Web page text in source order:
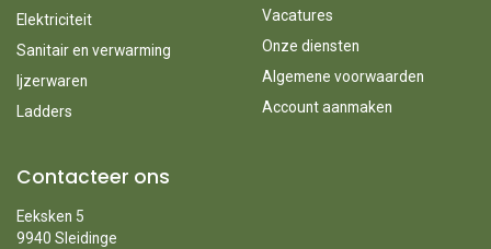
Elektriciteit
Sanitair en verwarming
Ijzerwaren
Ladders
Vacatures
Onze diensten
Algemene voorwaarden
Account aanmaken
Contacteer ons
Eeksken 5
9940 Sleidinge